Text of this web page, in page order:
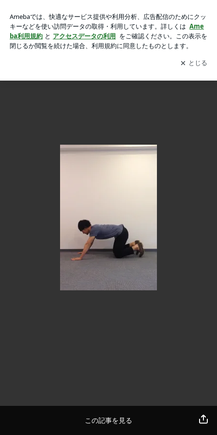
枚中15枚目
太ももを太くせず、ヒップを上げる限定ストレッチ
この記事を見る